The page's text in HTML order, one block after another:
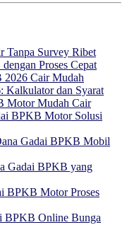
Tanpa Survey Ribet
Proses Cepat
2026 Cair Mudah
Kalkulator dan Syarat
Motor Mudah Cair
BPKB Motor Solusi
Gadai BPKB Mobil
Gadai BPKB yang
BPKB Motor Proses
BPKB Online Bunga